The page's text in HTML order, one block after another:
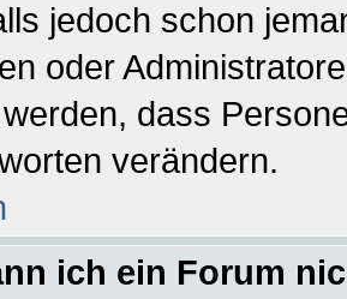
jedoch schon
oder
dass
verändern.
ich ein Forum